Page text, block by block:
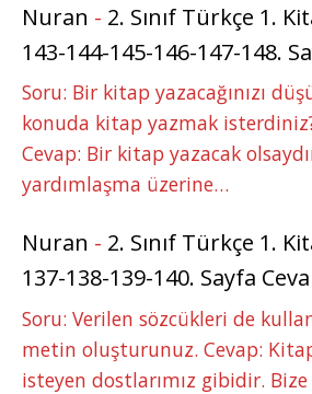
Nuran - 2. Sınıf Türkçe 1.
143-144-145-146-147-148.
Soru: Bir kitap yazacağınızı
konuda kitap yazmak
Cevap: Bir kitap yazacak
yardımlaşma üzerine…
Nuran - 2. Sınıf Türkçe 1.
137-138-139-140. Sayfa
Soru: Verilen sözcükleri de
metin oluşturunuz. Cevap:
isteyen dostlarımız gibidir.